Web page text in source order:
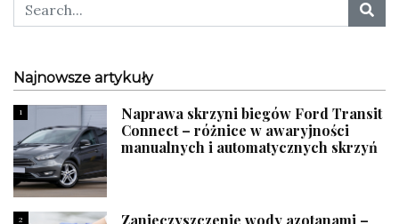
Najnowsze artykuły
1
Naprawa skrzyni biegów Ford Transit
Connect – różnice w awaryjności
manualnych i automatycznych skrzyń
2
Zanieczyszczenie wody azotanami –